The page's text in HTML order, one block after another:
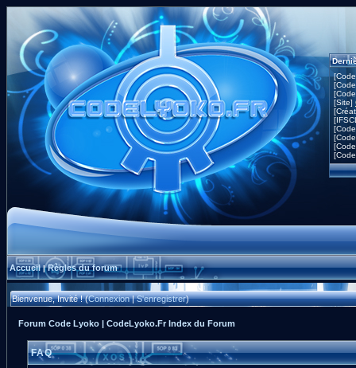
[Site]
Accueil|Règles du forum
Bienvenue, Invité ! (Connexion|S'enregistrer)
Forum Code Lyoko | CodeLyoko.Fr Index du Forum
FAQ